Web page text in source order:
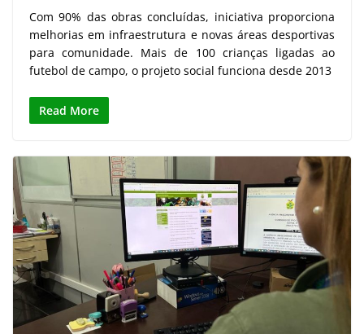
Com 90% das obras concluídas, iniciativa proporciona
melhorias em infraestrutura e novas áreas desportivas
para comunidade. Mais de 100 crianças ligadas ao
futebol de campo, o projeto social funciona desde 2013
Read More